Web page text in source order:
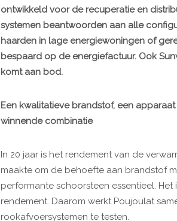
ontwikkeld voor de recuperatie en
systemen beantwoorden aan alle
haarden in lage energiewoningen of
bespaard op de energiefactuur. Ook
komt aan bod.
Een kwalitatieve brandstof, een
winnende combinatie
In 20 jaar is het rendement van de
maakte om de behoefte aan brandstof
performante schoorsteen essentieel.
rendement. Daarom werkt Poujoulat
rookafvoersystemen te testen.